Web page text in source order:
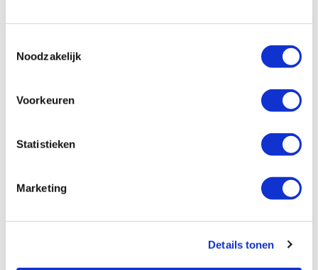
Noodzakelijk
Voorkeuren
Statistieken
Marketing
Details tonen
Auf Lager
Produktnummer: 4840053